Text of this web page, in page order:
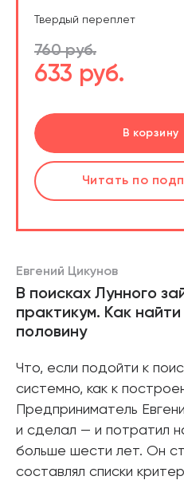
Твердый переплет
760 руб.
633 руб.
В корзину
В корзине
Читать по
Перейти
Читать по
Перейти
Слушатьпо
Евгений Цикунов
В поисках Лунного
практикум. Как
половину
Что, если подойти к
системно, как к
Предприниматель
и сделал — и потратил
больше шести лет. Он
составлял списки